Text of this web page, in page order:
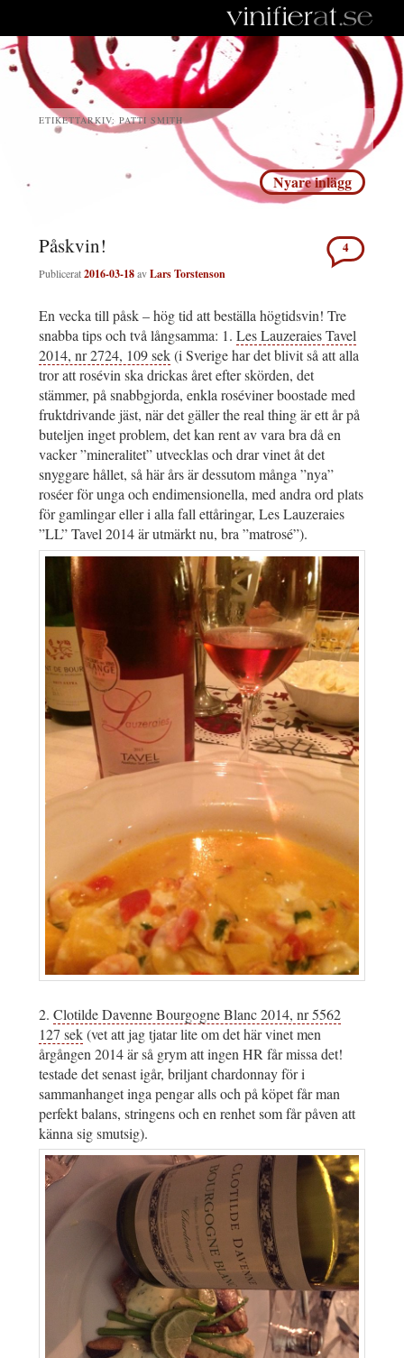
ETIKETTARKIV: PATTI SMITH
Inläggsnavigering Nyare inlägg
Påskvin!
Publicerat2016-03-18avLars Torstenson
4
En vecka till påsk – hög tid att beställa högtidsvin! Tre
snabba tips och två långsamma: 1. Les Lauzeraies Tavel
2014, nr 2724, 109 sek(i Sverige har det blivit så att alla
tror att rosévin ska drickas året efter skörden, det
stämmer, på snabbgjorda, enkla roséviner boostade med
fruktdrivande jäst, när det gäller the real thing är ett år på
buteljen inget problem, det kan rent av vara bra då en
vacker ”mineralitet” utvecklas och drar vinet åt det
snyggare hållet, så här års är dessutom många ”nya”
roséer för unga och endimensionella, med andra ord plats
för gamlingar eller i alla fall ettåringar, Les Lauzeraies
”LL” Tavel 2014 är utmärkt nu, bra ”matrosé”).
2. Clotilde Davenne Bourgogne Blanc 2014, nr 5562
127 sek(vet att jag tjatar lite om det här vinet men
årgången 2014 är så grym att ingen HR får missa det!
testade det senast igår, briljant chardonnay för i
sammanhanget inga pengar alls och på köpet får man
perfekt balans, stringens och en renhet som får påven att
känna sig smutsig).